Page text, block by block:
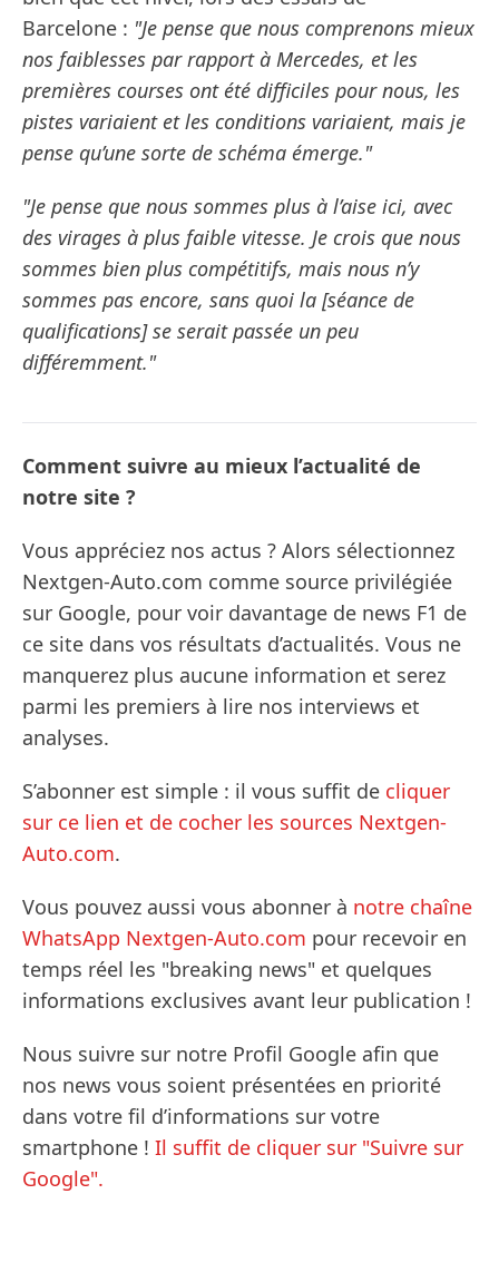
Barcelone : "Je pense que nous comprenons mieux
nos faiblesses par rapport à Mercedes, et les
premières courses ont été difficiles pour nous, les
pistes variaient et les conditions variaient, mais je
pense qu’une sorte de schéma émerge."
"Je pense que nous sommes plus à l’aise ici, avec
des virages à plus faible vitesse. Je crois que nous
sommes bien plus compétitifs, mais nous n’y
sommes pas encore, sans quoi la [séance de
qualifications] se serait passée un peu
différemment."
Comment suivre au mieux l’actualité de
notre site ?
Vous appréciez nos actus ? Alors sélectionnez
Nextgen-Auto.com comme source privilégiée
sur Google, pour voir davantage de news F1 de
ce site dans vos résultats d’actualités. Vous ne
manquerez plus aucune information et serez
parmi les premiers à lire nos interviews et
analyses.
S’abonner est simple : il vous suffit de cliquer
sur ce lien et de cocher les sources Nextgen-
Auto.com.
Vous pouvez aussi vous abonner à notre chaîne
WhatsApp Nextgen-Auto.com pour recevoir en
temps réel les "breaking news" et quelques
informations exclusives avant leur publication !
Nous suivre sur notre Profil Google afin que
nos news vous soient présentées en priorité
dans votre fil d’informations sur votre
smartphone ! Il suffit de cliquer sur "Suivre sur
Google".